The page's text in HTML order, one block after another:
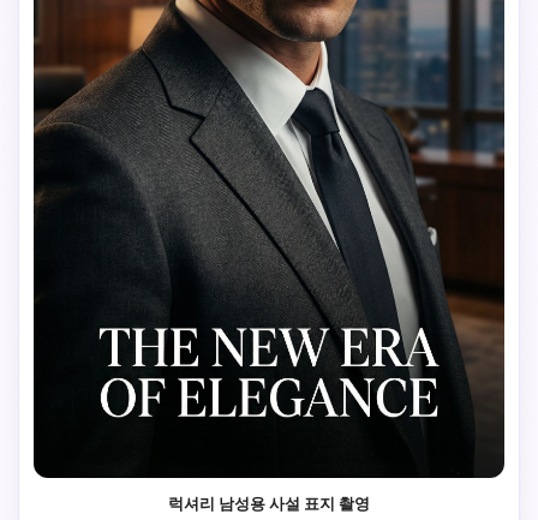
럭셔리 남성용 사설 표지 촬영